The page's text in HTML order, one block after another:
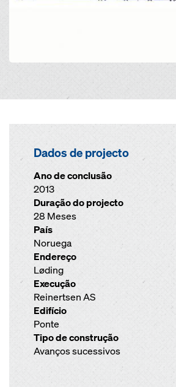
Dados de projecto
Ano de conclusão
2013
Duração do projecto
28 Meses
País
Noruega
Endereço
Løding
Execução
Reinertsen AS
Edifício
Ponte
Tipo de construção
Avanços sucessivos